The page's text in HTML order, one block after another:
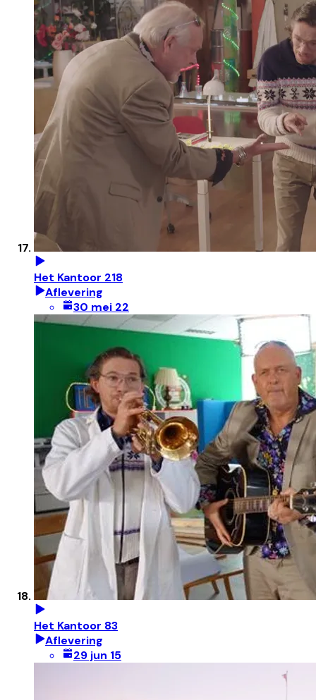
Het Kantoor 218
Aflevering
30 mei 22
Het Kantoor 83
Aflevering
29 jun 15